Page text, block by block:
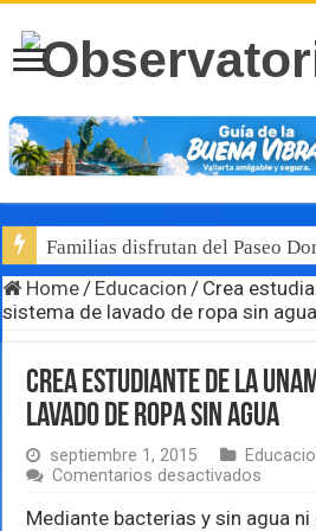
Familias disfrutan del Paseo
Home / Educacion / Crea
sistema de lavado de ropa sin agua
Crea estudiante de la
lavado de ropa sin agua
septiembre 1, 2015
Comentarios desactivados
Mediante bacterias y sin agua